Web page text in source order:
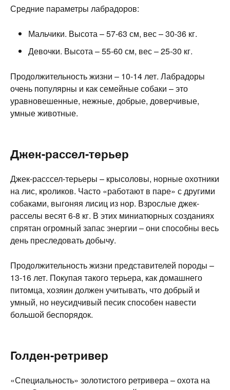
Средние параметры лабрадоров:
Мальчики. Высота – 57-63 см, вес – 30-36 кг.
Девочки. Высота – 55-60 см, вес – 25-30 кг.
Продолжительность жизни – 10-14 лет. Лабрадоры
очень популярны и как семейные собаки – это
уравновешенные, нежные, добрые, доверчивые,
умные животные.
Джек-рассел-терьер
Джек-расссел-терьеры – крысоловы, норные охотники
на лис, кроликов. Часто «работают в паре» с другими
собаками, выгоняя лисиц из нор. Взрослые джек-
расселы весят 6-8 кг. В этих миниатюрных созданиях
спрятан огромный запас энергии – они способны весь
день преследовать добычу.
Продолжительность жизни представителей породы –
13-16 лет. Покупая такого терьера, как домашнего
питомца, хозяин должен учитывать, что добрый и
умный, но неусидчивый песик способен навести
большой беспорядок.
Голден-ретривер
«Специальность» золотистого ретривера – охота на